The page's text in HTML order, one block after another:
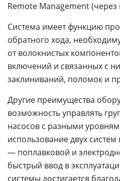
Remote Management (через
Система имеет функцию
обратного хода,
от волокнистых
включений и связанных с
заклиниваний, поломок и
Другие преимущества
возможность управлять
насосов с разными
использование двух
— поплавковой и
быстрый ввод в
системы достигается